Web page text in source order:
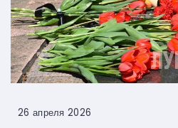
26 апреля 2026